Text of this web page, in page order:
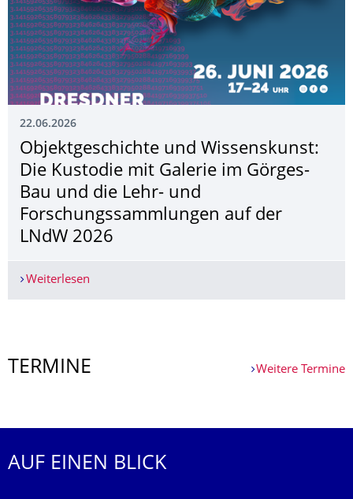
22.06.2026
Objektgeschichte und Wissenskunst:
Die Kustodie mit Galerie im Görges-
Bau und die Lehr- und
Forschungssammlun­gen auf der
LNdW 2026
Weiterlesen
TERMINE Weitere Termine
AUF EINEN BLICK